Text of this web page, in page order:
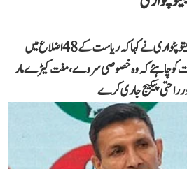
مدھیہ پردیش کانگریس کے صدر جیتو پٹواری نے کہا کہ ریاست کے 48 اضلاع میں
کو چاہئے کہ وہ خصوصی سروے، مفت کیڑے مار
راحتی پیکیج جاری کرے